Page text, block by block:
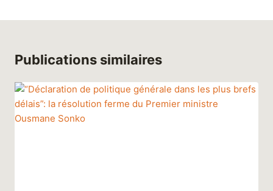
Publications similaires